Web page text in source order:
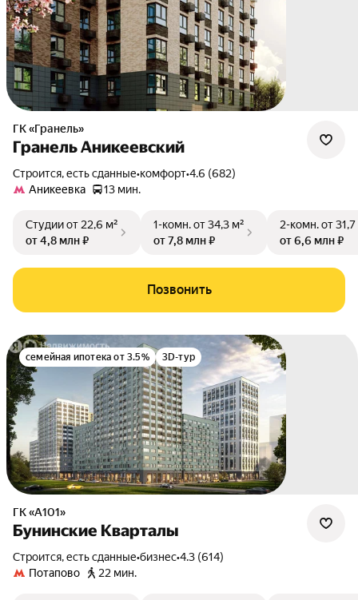
ГК «Гранель»
Гранель Аникеевский
Строится, есть сданные•комфорт•4.6 (682)
Аникеевка
13 мин.
Студииот 22,6 м²
от 4,8 млн ₽
1-комн.от 34,3 м²
от 7,8 млн ₽
2-комн.от
от 6,6 млн ₽
Позвонить
семейная ипотека от 3.5% 3D-тур
ГК «А101»
Бунинские Кварталы
Строится, есть сданные•бизнес•4.3 (614)
Потапово
22 мин.